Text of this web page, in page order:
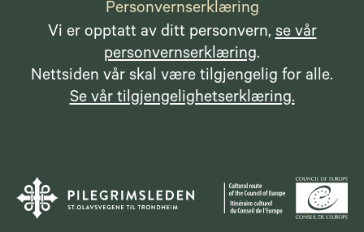
Personvernserklæring
Vi er opptatt av ditt personvern,se vår
personvernserklæring.
Nettsiden vår skal være tilgjengelig for alle.
Se vår tilgjengelighetserklæring.